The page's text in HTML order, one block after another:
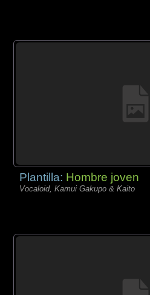
Plantilla: Hombre joven
Vocaloid, Kamui Gakupo & Kaito